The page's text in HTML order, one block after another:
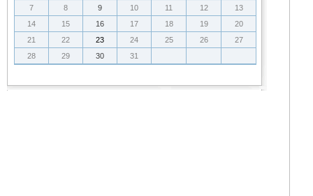
7
8 9 10 11 12
13
14
15 16 17 18 19
20
21
22 23 24 25 26
27
28
29 30 31